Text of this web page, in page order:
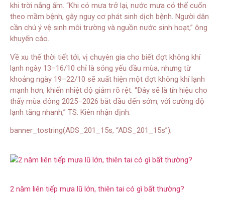
khi trời nắng ấm. “Khi có mưa trở lại, nước mưa có thể cuốn
theo mầm bệnh, gây nguy cơ phát sinh dịch bệnh. Người dân
cần chú ý vệ sinh môi trường và nguồn nước sinh hoạt,” ông
khuyến cáo.
Về xu thế thời tiết tới, vị chuyên gia cho biết đợt không khí
lạnh ngày 13–16/10 chỉ là sóng yếu đầu mùa, nhưng từ
khoảng ngày 19–22/10 sẽ xuất hiện một đợt không khí lạnh
mạnh hơn, khiến nhiệt độ giảm rõ rệt. “Đây sẽ là tín hiệu cho
thấy mùa đông 2025–2026 bắt đầu đến sớm, với cường độ
lạnh tăng nhanh,” TS. Kiên nhận định.
banner_tostring(ADS_201_15s, “ADS_201_15s”);
2 năm liên tiếp mưa lũ lớn, thiên tai có gì bất thường?